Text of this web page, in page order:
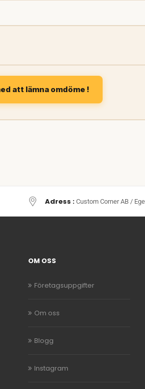
att lämna omdöme !
Adress : Custom Corner AB /
OM OSS
Företagsuppgifter
Om oss
Blogg
Instagram